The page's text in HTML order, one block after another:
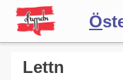
Ö
Wörterbuch
Lettn